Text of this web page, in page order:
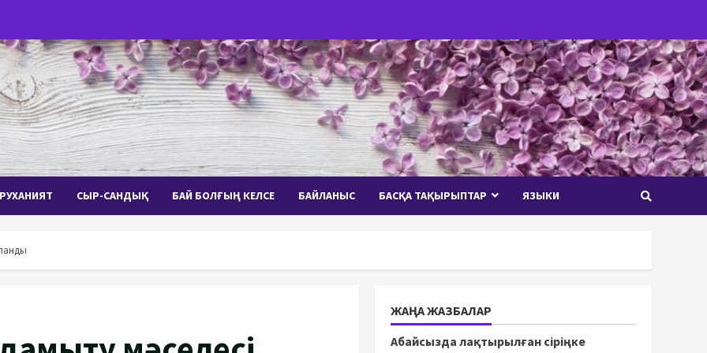
РУХАНИЯТ СЫР-САНДЫҚ БАЙ БОЛҒЫҢ КЕЛСЕ БАЙЛАНЫС БАСҚА ТАҚЫРЫПТАР ЯЗЫКИ
ЖАҢА ЖАЗБАЛАР
Абайсызда лақтырылған сіріңке